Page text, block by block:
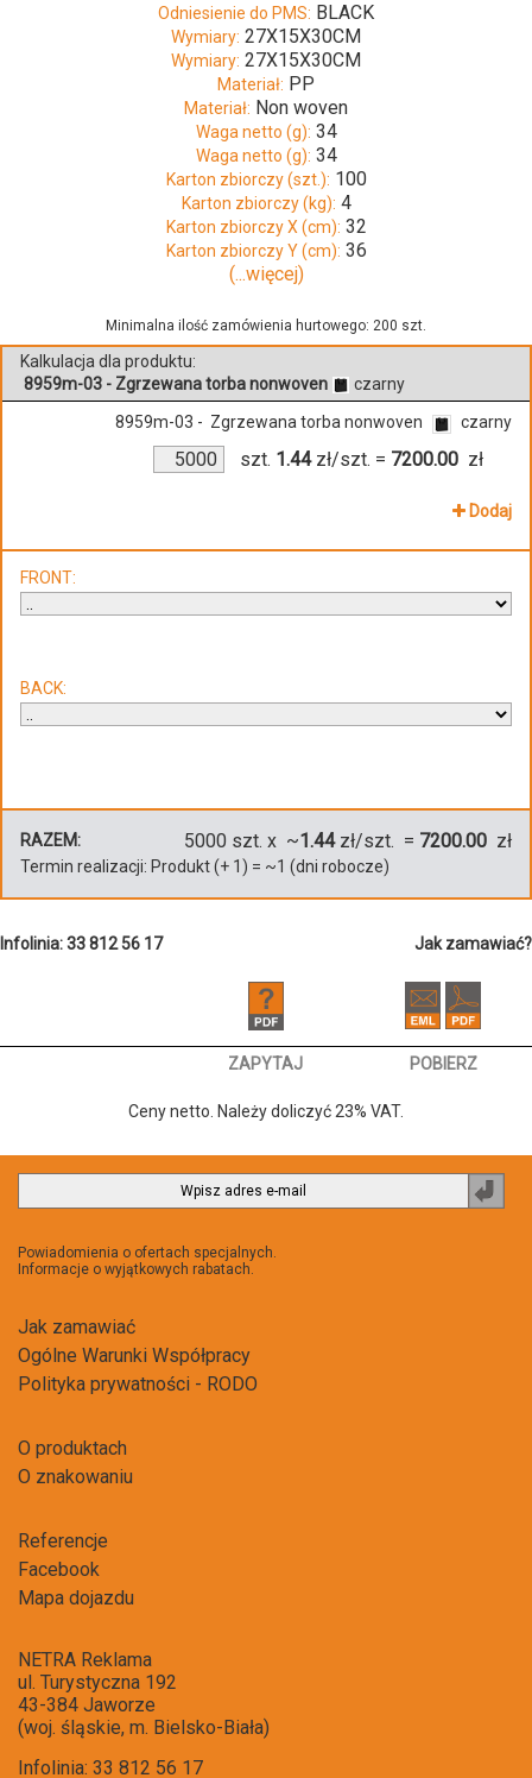
Odniesienie do PMS: BLACK
Wymiary: 27X15X30CM
Wymiary: 27X15X30CM
Materiał: PP
Materiał: Non woven
Waga netto (g): 34
Waga netto (g): 34
Karton zbiorczy (szt.): 100
Karton zbiorczy (kg): 4
Karton zbiorczy X (cm): 32
Karton zbiorczy Y (cm): 36
(...więcej)
Minimalna ilość zamówienia hurtowego: 200 szt.
Kalkulacja dla produktu:
8959m-03 - Zgrzewana torba nonwoven
czarny
8959m-03 - Zgrzewana torba nonwoven czarny
szt. 1.44 zł/szt. = 7200.00 zł
Dodaj
FRONT:
BACK:
RAZEM: 5000 szt. x ~1.44zł/szt. = 7200.00 zł
Termin realizacji: Produkt(+ 1) = ~1 (dni robocze)
Infolinia: 33 812 56 17 Jak zamawiać?
ZAPYTAJ POBIERZ
Ceny netto. Należy doliczyć 23% VAT.
Powiadomienia o ofertach specjalnych.
Informacje o wyjątkowych rabatach.
Jak zamawiać
Ogólne Warunki Współpracy
Polityka prywatności - RODO
O produktach
O znakowaniu
Referencje
Facebook
Mapa dojazdu
NETRA Reklama
ul. Turystyczna 192
43-384 Jaworze
(woj. śląskie, m. Bielsko-Biała)
Infolinia: 33 812 56 17